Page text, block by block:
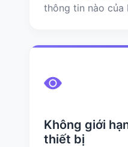
thông tin nào của
Không giới
thiết bị